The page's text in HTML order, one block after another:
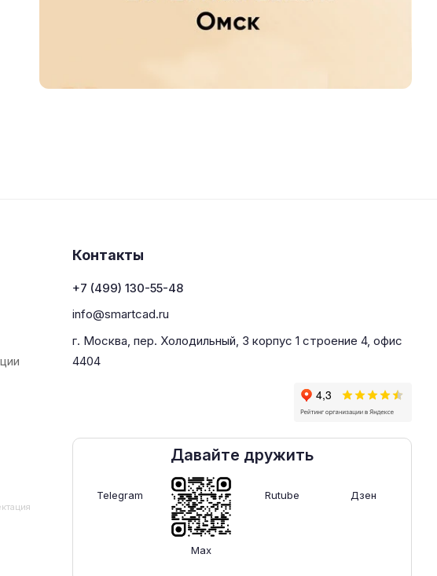
Контакты
+7 (499) 130-55-48
info@smartcad.ru
г. Москва, пер. Холодильный, 3 корпус 1 строение 4, офис
4404
Давайте дружить
Telegram
Max
Rutube Дзен